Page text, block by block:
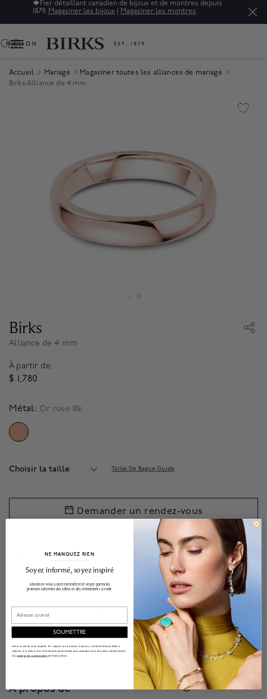
🍁 Fier détaillant canadien de bijoux et de montres depuis
1879. Magasiner les bijoux Magasiner les montres
0
Accueil Mariage
Magasiner toutes les alliances de mariage
Birks Alliance de 4 mm
Birks
Alliance de 4 mm
À partir de:
$ 1,780
Métal: Or rose 18k
SELECTED
Choisir la taille Taille De Bague Guide
Appliquez
Demander un rendez-vous
Besoin d'aide pour trouver la taille parfaite ? Notrebaguier
vous aidera à
trouver votre taille.
La livraison peut prendre 3 à 5 semaines supplémentaires. Le prix peut
varier selon la taille de la bague.
Notre garantie sur nos bijoux assure la protection et l'entretien de vos
magnifiques bijoux selon les normes les plus élevées possibles, afin que
vous puissiez en jouir durant les années à venir.
En savoir plus.
À propos de
NE MANQUEZ RIEN
Soyez informé, soyez inspiré
Abonnez-vous à notre infolettre et soyez parmi les
premiers informés des offres et des événements à venir.
Email
SOUMETTRE
Votre vie privée nous importe. En cliquant sur le bouton ci-dessus, j'autorise Maison Bikrs à
collecter et à utiliser mes informations personnelles pour répondre à ma demande conformément
à lapolitique de confidentialité de Maison Birks.